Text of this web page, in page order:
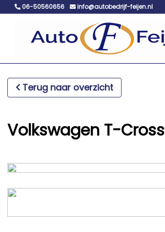
06-50560656 info@autobedrijf-feijen.nl
Terug naar overzicht
Volkswagen T-Cross